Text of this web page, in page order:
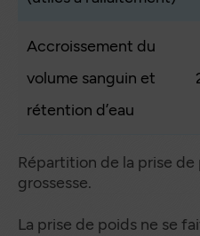
Accroissement du
volume sanguin et
rétention d’eau
Répartition de la prise
grossesse.
La prise de poids ne se